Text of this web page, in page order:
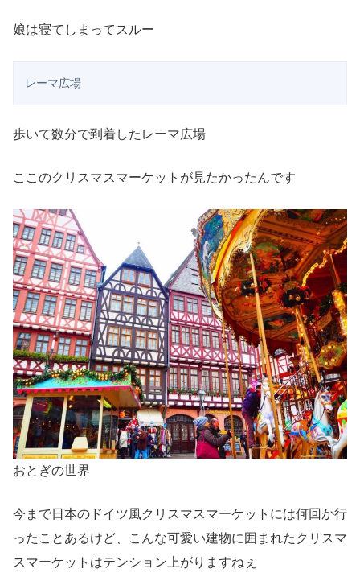
娘は寝てしまってスルー
レーマ広場
歩いて数分で到着したレーマ広場
ここのクリスマスマーケットが見たかったんです
おとぎの世界
今まで日本のドイツ風クリスマスマーケットには何回か行
ったことあるけど、こんな可愛い建物に囲まれたクリスマ
スマーケットはテンション上がりますねぇ